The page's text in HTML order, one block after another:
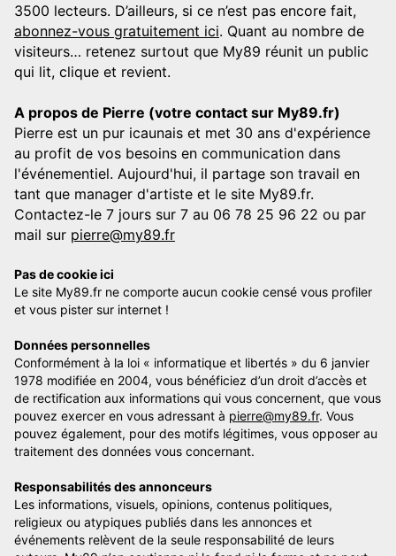
3500 lecteurs. D’ailleurs, si ce n’est pas encore fait,
abonnez-vous gratuitement ici. Quant au nombre de
visiteurs… retenez surtout que My89 réunit un public
qui lit, clique et revient.
A propos de Pierre (votre contact sur My89.fr)
Pierre est un pur icaunais et met 30 ans d'expérience
au profit de vos besoins en communication dans
l'événementiel. Aujourd'hui, il partage son travail en
tant que manager d'artiste et le site My89.fr.
Contactez-le 7 jours sur 7 au 06 78 25 96 22 ou par
mail sur pierre@my89.fr
Pas de cookie ici
Le site My89.fr ne comporte aucun cookie censé vous profiler
et vous pister sur internet !
Données personnelles
Conformément à la loi « informatique et libertés » du 6 janvier
1978 modifiée en 2004, vous bénéficiez d’un droit d’accès et
de rectification aux informations qui vous concernent, que vous
pouvez exercer en vous adressant à pierre@my89.fr. Vous
pouvez également, pour des motifs légitimes, vous opposer au
traitement des données vous concernant.
Responsabilités des annonceurs
Les informations, visuels, opinions, contenus politiques,
religieux ou atypiques publiés dans les annonces et
événements relèvent de la seule responsabilité de leurs